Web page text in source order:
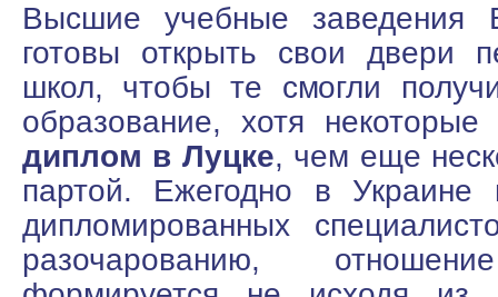
Высшие учебные заведения
готовы открыть свои двери
школ, чтобы те смогли
образование, хотя
диплом в Луцке, чем еще
партой. Ежегодно в Украине
дипломированных
разочарованию,